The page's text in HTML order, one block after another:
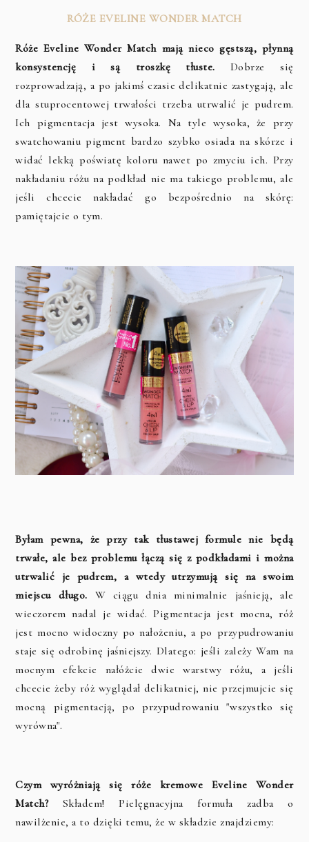
RÓŻE EVELINE WONDER MATCH
Róże Eveline Wonder Match mają nieco gęstszą, płynną
konsystencję i są troszkę tłuste. Dobrze się
rozprowadzają, a po jakimś czasie delikatnie zastygają, ale
dla stuprocentowej trwałości trzeba utrwalić je pudrem.
Ich pigmentacja jest wysoka. Na tyle wysoka, że przy
swatchowaniu pigment bardzo szybko osiada na skórze i
widać lekką poświatę koloru nawet po zmyciu ich. Przy
nakładaniu różu na podkład nie ma takiego problemu, ale
jeśli chcecie nakładać go bezpośrednio na skórę:
pamiętajcie o tym.
Byłam pewna, że przy tak tłustawej formule nie będą
trwałe, ale bez problemu łączą się z podkładami i można
utrwalić je pudrem, a wtedy utrzymują się na swoim
miejscu długo. W ciągu dnia minimalnie jaśnieją, ale
wieczorem nadal je widać. Pigmentacja jest mocna, róż
jest mocno widoczny po nałożeniu, a po przypudrowaniu
staje się odrobinę jaśniejszy. Dlatego: jeśli zależy Wam na
mocnym efekcie nałóżcie dwie warstwy różu, a jeśli
chcecie żeby róż wyglądał delikatniej, nie przejmujcie się
mocną pigmentacją, po przypudrowaniu "wszystko się
wyrówna".
Czym wyróżniają się róże kremowe Eveline Wonder
Match? Składem! Pielęgnacyjna formuła zadba o
nawilżenie, a to dzięki temu, że w składzie znajdziemy: